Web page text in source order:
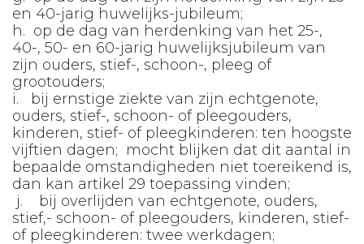
en 40-jarig huwelijks-jubileum;
h. op de dag van herdenking van het 25-,
40-, 50- en 60-jarig huwelijksjubileum van
zijn ouders, stief-, schoon-, pleeg of
grootouders;
i. bij ernstige ziekte van zijn echtgenote,
ouders, stief-, schoon- of pleegouders,
kinderen, stief- of pleegkinderen: ten hoogste
vijftien dagen; mocht blijken dat dit aantal in
bepaalde omstandigheden niet toereikend is,
dan kan artikel 29 toepassing vinden;
j. bij overlijden van echtgenote, ouders,
stief,- schoon- of pleegouders, kinderen, stief-
of pleegkinderen: twee werkdagen;